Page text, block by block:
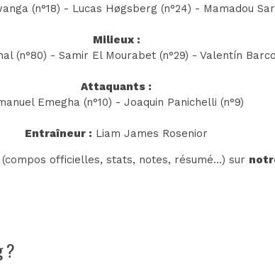
(n°18) - Lucas Høgsberg (n°24) - Mamadou
Milieux :
(n°80) - Samir El Mourabet (n°29) - Valentín
Attaquants :
Emegha (n°10) - Joaquin Panichelli (n°9)
Entraîneur : Liam James Rosenior
officielles, stats, notes, résumé...) sur
?